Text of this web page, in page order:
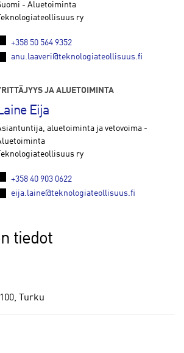
- Aluetoiminta
Teknologiateollisuus ry
+358 50 564 9352
anu.laaveri@teknologiateollisuus.fi
JA ALUETOIMINTA
Eija
aluetoiminta ja vetovoima -
Teknologiateollisuus ry
+358 40 903 0622
eija.laine@teknologiateollisuus.fi
tiedot
Turku